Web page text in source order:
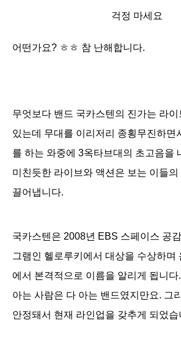
걱정 마세요
어떤가요? ㅎㅎ 참 난해합니다.
무엇보다 밴드 국카스텐의 진가는 라
있는데 무대를 이리저리 종횡무진하면
를 하는 와중에 3옥타브대의 초고음을
미친듯한 라이브와 액션은 보는 이들의
끌어냅니다.
국카스텐은 2008년 EBS 스페이스 공
그램인 헬로루키에서 대상을 수상하며
에서 본격적으로 이름을 알리게 됩니다.
아는 사람은 다 아는 밴드였지만요. 그
안정돼서 현재 라인업을 갖추게 되었습